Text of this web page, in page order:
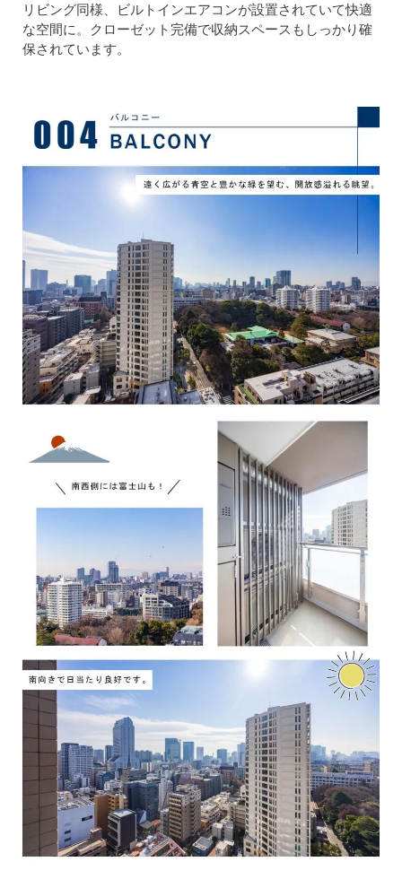
リビング同様、ビルトインエアコンが設置されていて快適
な空間に。クローゼット完備で収納スペースもしっかり確
保されています。